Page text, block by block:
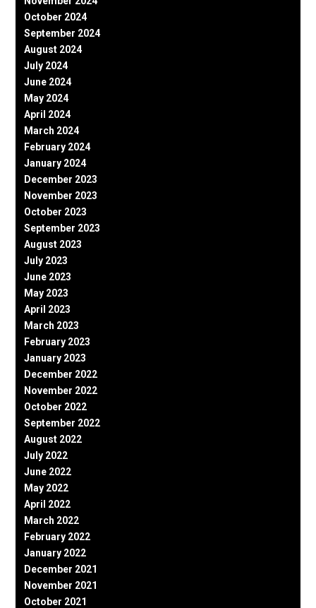
October 2024
September 2024
August 2024
July 2024
June 2024
May 2024
April 2024
March 2024
February 2024
January 2024
December 2023
November 2023
October 2023
September 2023
August 2023
July 2023
June 2023
May 2023
April 2023
March 2023
February 2023
January 2023
December 2022
November 2022
October 2022
September 2022
August 2022
July 2022
June 2022
May 2022
April 2022
March 2022
February 2022
January 2022
December 2021
November 2021
October 2021